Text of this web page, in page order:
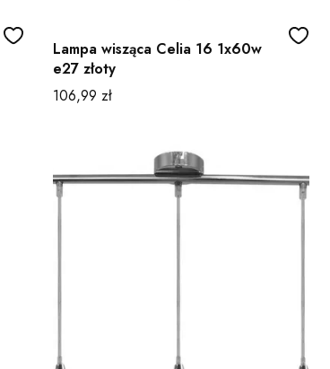
Lampa wisząca Celia 16 1x60w
e27 złoty
Cena
106,99 zł